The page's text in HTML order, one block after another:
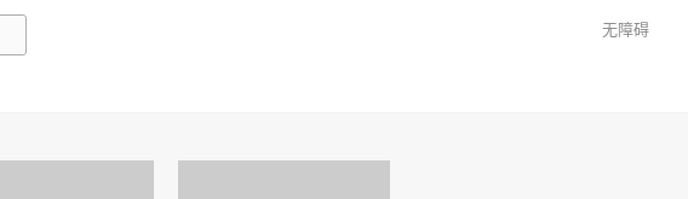
无障碍